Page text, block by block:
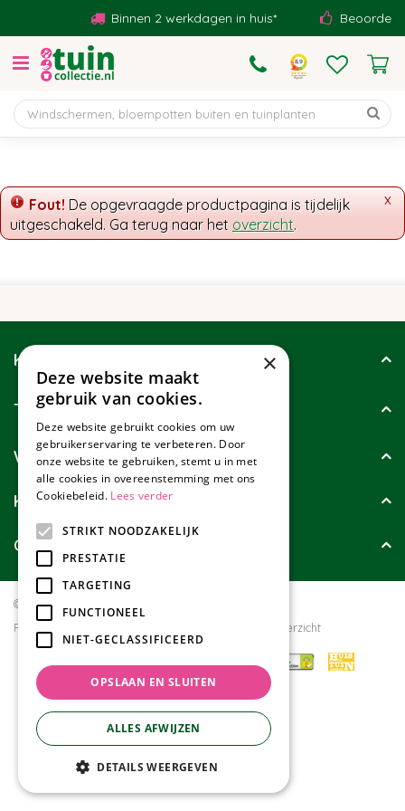
t
n
Binnen 2 werkdagen in huis*
x
Fout! De opgevraagde productpagina is tijdelijk
uitgeschakeld. Ga terug naar het overzicht.
Klantenservice
Tuincollectie
Wie zijn wij?
Klanten geven ons
Contact
© Tuincollectie.nl
Privacy policy
Tuincentrum Overzicht
×
Deze website maakt
gebruik van cookies.
Deze website gebruikt cookies om uw
gebruikerservaring te verbeteren. Door
onze website te gebruiken, stemt u in met
alle cookies in overeenstemming met ons
Cookiebeleid. Lees verder
STRIKT NOODZAKELIJK
PRESTATIE
TARGETING
FUNCTIONEEL
NIET-GECLASSIFICEERD
OPSLAAN EN SLUITEN
ALLES AFWIJZEN
DETAILS WEERGEVEN